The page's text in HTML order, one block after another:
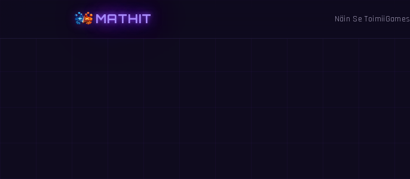
MATHIT Näin Se ToimiiGames